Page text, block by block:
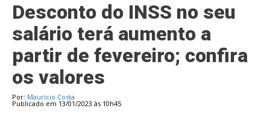
Desconto do INSS no seu
salário terá aumento a
partir de fevereiro; confira
os valores
Por: Maurício Costa
Publicado em 13/01/2023 às 10h45